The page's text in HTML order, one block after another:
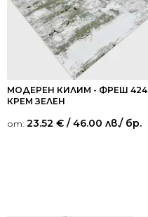
МОДЕРЕН КИЛИМ - ФРЕШ 424
КРЕМ ЗЕЛЕН
от: 23.52 € / 46.00 лв./ бр.